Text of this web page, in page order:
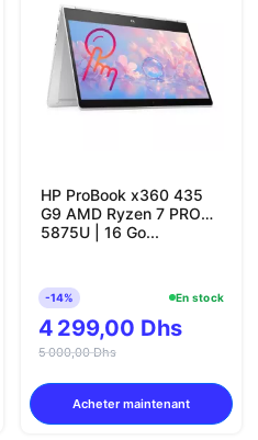
HP ProBook x360 435
G9 AMD Ryzen 7 PRO
5875U | 16 Go...
-14% En stock
4 299,00 Dhs
5 000,00 Dhs
Acheter maintenant